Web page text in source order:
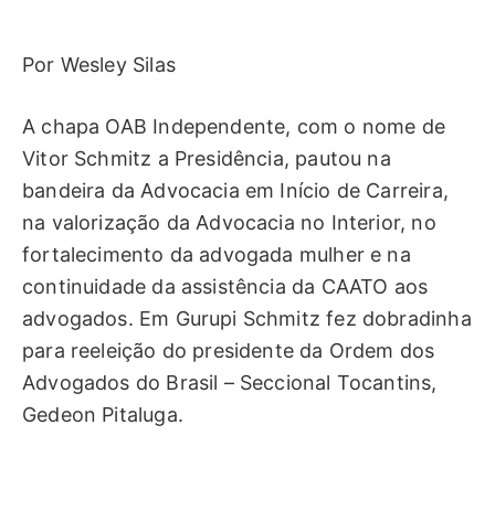
Por Wesley Silas
A chapa OAB Independente, com o nome de
Vitor Schmitz a Presidência, pautou na
bandeira da Advocacia em Início de Carreira,
na valorização da Advocacia no Interior, no
fortalecimento da advogada mulher e na
continuidade da assistência da CAATO aos
advogados. Em Gurupi Schmitz fez dobradinha
para reeleição do presidente da Ordem dos
Advogados do Brasil – Seccional Tocantins,
Gedeon Pitaluga.